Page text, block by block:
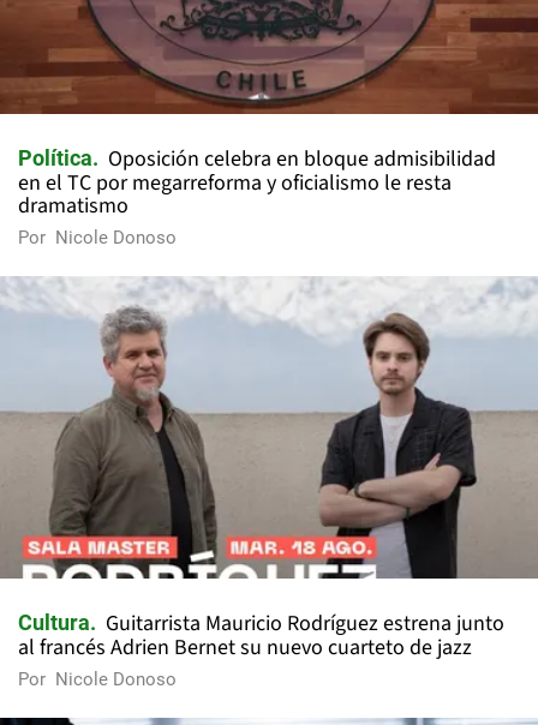
Política
Oposición celebra en bloque admisibilidad
en el TC por megarreforma y oficialismo le resta
dramatismo
Por Nicole Donoso
Cultura
Guitarrista Mauricio Rodríguez estrena junto
al francés Adrien Bernet su nuevo cuarteto de jazz
Por Nicole Donoso